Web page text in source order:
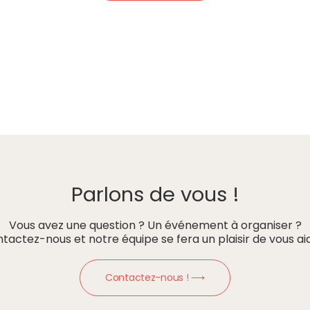
Parlons de vous !
Vous avez une question ? Un événement à organiser ?
nous et notre équipe se fera un plaisir de vous
Contactez-nous ! ⟶